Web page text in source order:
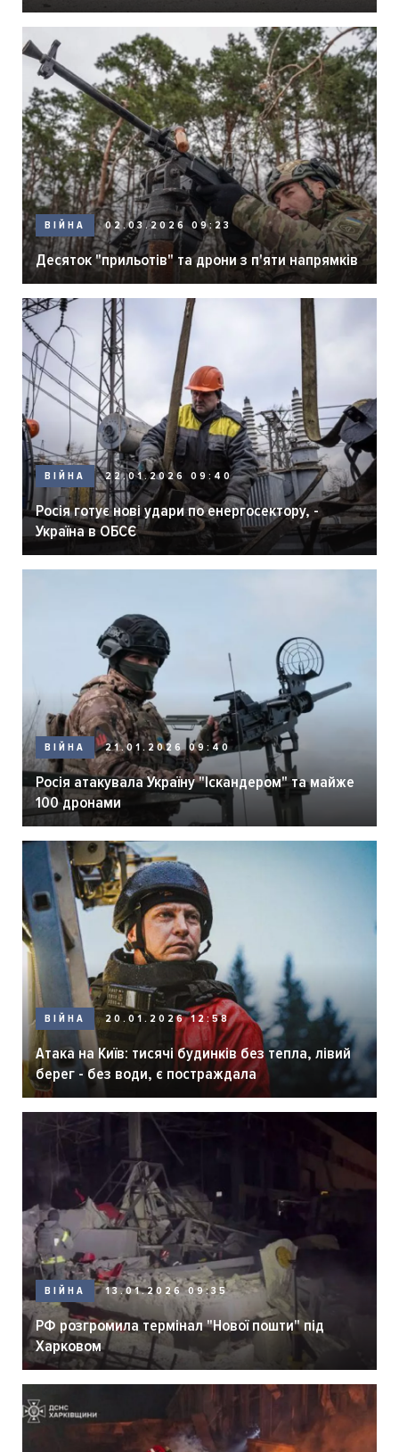
ВІЙНА 02.03.2026 09:23
Десяток "прильотів" та дрони з п'яти напрямків
ВІЙНА 22.01.2026 09:40
Росія готує нові удари по енергосектору, -
Україна в ОБСЄ
ВІЙНА 21.01.2026 09:40
Росія атакувала Україну "Іскандером" та майже
100 дронами
ВІЙНА 20.01.2026 12:58
Атака на Київ: тисячі будинків без тепла, лівий
берег - без води, є постраждала
ВІЙНА 13.01.2026 09:35
РФ розгромила термінал "Нової пошти" під
Харковом